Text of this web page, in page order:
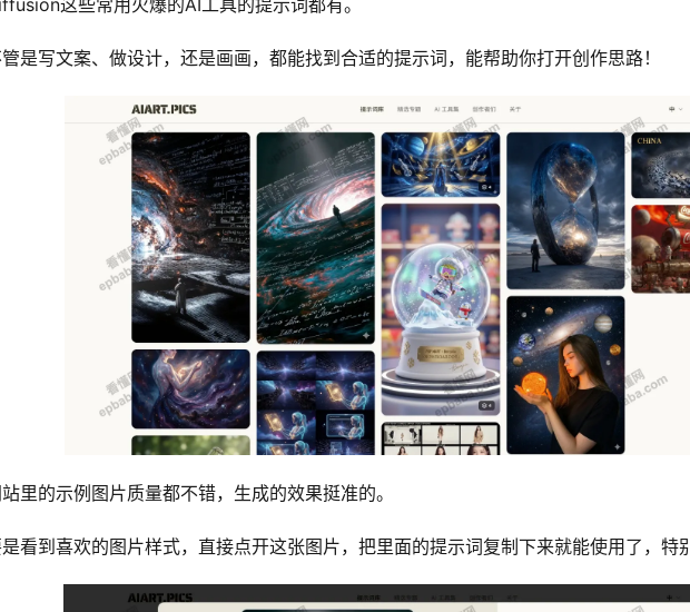
这些常用火爆的AI工具的提示词都有。
是写文案、做设计，还是画画，都能找到合适的提示词，能帮助你打开创作思路！
站里的示例图片质量都不错，生成的效果挺准的。
看到喜欢的图片样式，直接点开这张图片，把里面的提示词复制下来就能使用了，特